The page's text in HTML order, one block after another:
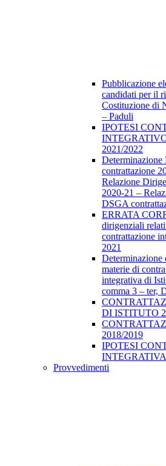
Pubblicazione
candidati per il
Costituzione di
– Paduli
IPOTESI
2021/2022
Determinazione
contrattazione
Relazione
2020-21 –
DSGA
ERRATA
dirigenziali
contrattazione
2021
Determinazione
materie di
integrativa di
comma 3 – ter,
DI ISTITUTO
2018/2019
IPOTESI
Provvedimenti